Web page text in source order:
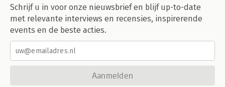
Schrijf u in voor onze nieuwsbrief en blijf up-to-date
met relevante interviews en recensies, inspirerende
events en de beste acties.
Aanmelden